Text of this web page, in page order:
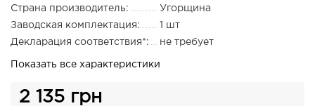
Страна производитель:
Угорщина
Заводская комплектация:
1 шт
Декларация соответствия*:
не требует
Показать все характеристики
2 135 грн